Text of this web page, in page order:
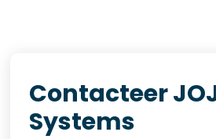
Contacteer
Systems